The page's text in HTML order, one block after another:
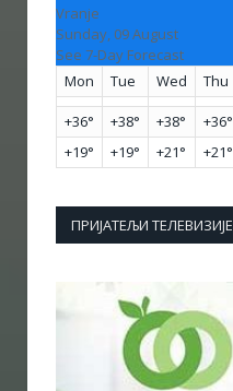
Vranje
Sunday, 09 August
See 7-Day Forecast
Mon
Tue Wed Thu
+36° +38° +38° +36°
+19° +19° +21° +21°
ПРИЈАТЕЉИ ТЕЛЕВИЗИЈЕ